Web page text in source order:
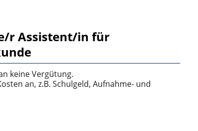
r Assistent/in für
keine Vergütung.
an, z.B. Schulgeld, Aufnahme- und